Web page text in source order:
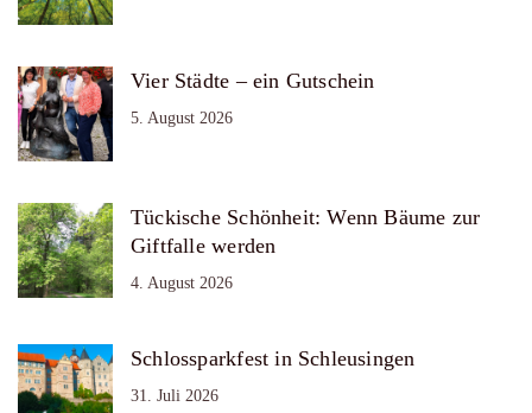
Vier Städte – ein Gutschein
5. August 2026
Tückische Schönheit: Wenn Bäume zur
Giftfalle werden
4. August 2026
Schlossparkfest in Schleusingen
31. Juli 2026